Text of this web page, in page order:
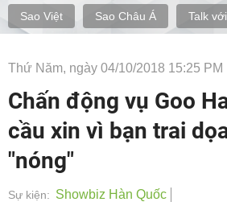
Sao Việt Sao Châu Á Talk
Thứ Năm, ngày 04/10/2018 15:25 PM
Chấn động vụ Goo
cầu xin vì bạn trai
"nóng"
Sự kiện: Showbiz Hàn Quốc